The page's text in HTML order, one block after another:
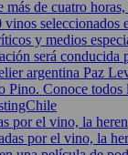
por el vino, la heren